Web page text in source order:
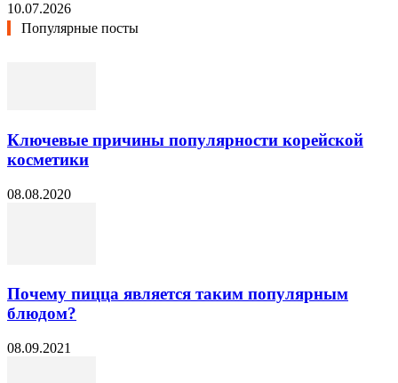
10.07.2026
Популярные посты
Ключевые причины популярности корейской
косметики
08.08.2020
Почему пицца является таким популярным
блюдом?
08.09.2021